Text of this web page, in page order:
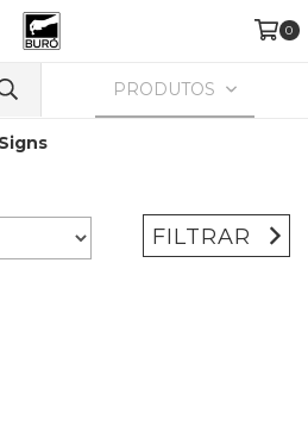
0
PRODUTOS
FILTRAR